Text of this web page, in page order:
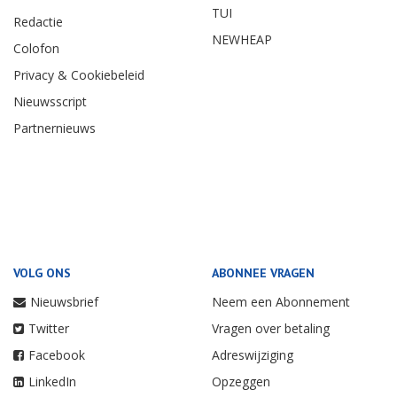
Redactie
Colofon
Privacy & Cookiebeleid
Nieuwsscript
Partnernieuws
TUI
NEWHEAP
VOLG ONS
Nieuwsbrief
Twitter
Facebook
LinkedIn
ABONNEE VRAGEN
Neem een Abonnement
Vragen over betaling
Adreswijziging
Opzeggen